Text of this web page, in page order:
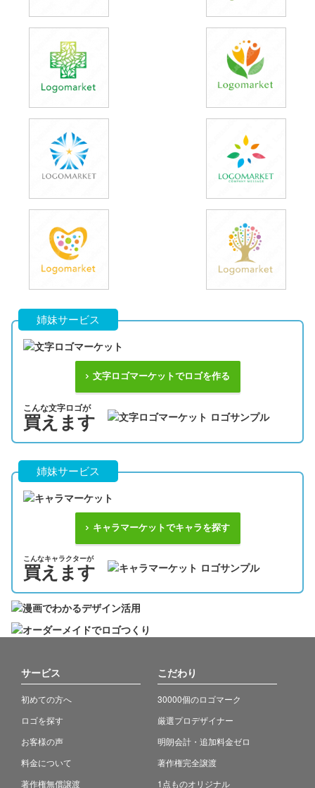
姉妹サービス
文字ロゴマーケットでロゴを作る
こんな文字ロゴが
買えます
姉妹サービス
キャラマーケットでキャラを探す
こんなキャラクターが
買えます
サービス
初めての方へ
ロゴを探す
お客様の声
料金について
著作権無償譲渡
こだわり
30000個のロゴマーク
厳選プロデザイナー
明朗会計・追加料金ゼロ
著作権完全譲渡
1点ものオリジナル